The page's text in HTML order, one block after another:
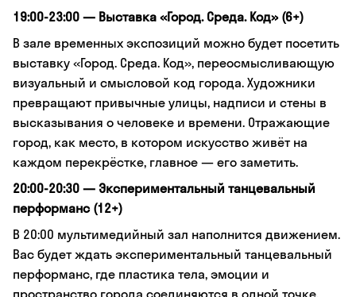
19:00-23:00 — Выставка «Город. Среда. Код» (6+)
В зале временных экспозиций можно будет посетить
выставку «Город. Среда. Код», переосмысливающую
визуальный и смысловой код города. Художники
превращают привычные улицы, надписи и стены в
высказывания о человеке и времени. Отражающие
город, как место, в котором искусство живёт на
каждом перекрёстке, главное — его заметить.
20:00-20:30 — Экспериментальный танцевальный
перформанс (12+)
В 20:00 мультимедийный зал наполнится движением.
Вас будет ждать экспериментальный танцевальный
перформанс, где пластика тела, эмоции и